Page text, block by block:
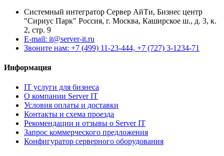
Системный интегратор Сервер АйТи, Бизнес центр
"Сириус Парк" Россия, г. Москва, Каширское ш., д. 3, к.
2, стр. 9
E-mail: it@server-it.ru
Звоните нам: +7 (499) 11-23-444, +7 (727) 3-1234-71
Информация
IT услуги для бизнеса
О компании Server IT
Условия оплаты и доставки
Контакты и схема проезда
Рекомендации и отзывы о Server IT
Запрос коммерческого предложения
Конфигуратор серверного оборудования